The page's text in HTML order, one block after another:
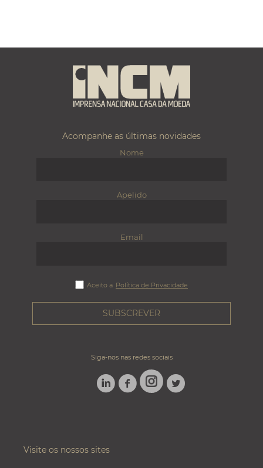
Acompanhe as últimas novidades
Nome
Apelido
Email
Aceito a Política de Privacidade
Siga-nos nas redes sociais
LINKEDINFACEBOOK
INSTAGRAM
TWITTER
Visite os nossos sites